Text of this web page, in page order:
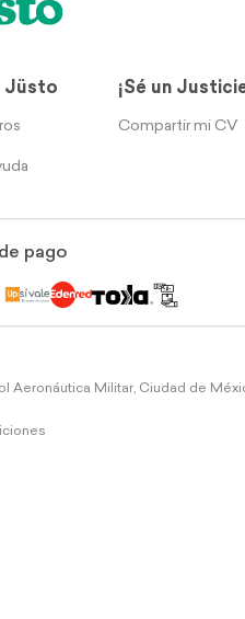
Jüsto ¡Sé un
Compartir mi CV
pago
Aeronáutica Militar, Ciudad de